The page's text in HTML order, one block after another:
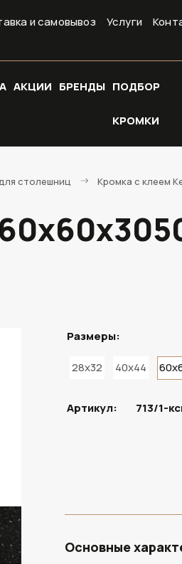
и самовывоз Услуги
АКЦИИ БРЕНДЫ ПОДБОР
КРОМКИ
столешниц Кромка с клеем
ПОД ЗАКАЗ
Размеры:
28x32 40x44
Артикул: 713/1-
Основные